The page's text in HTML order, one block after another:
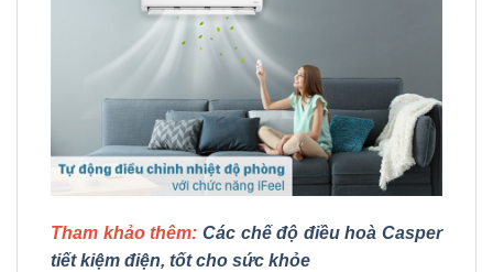
Tham khảo thêm: Các chế độ điều hoà Casper
tiết kiệm điện, tốt cho sức khỏe